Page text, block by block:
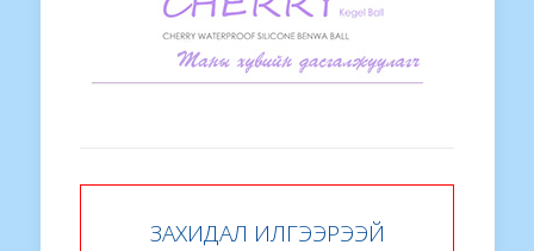
ЗАХИДАЛ ИЛГЭЭРЭЭЙ